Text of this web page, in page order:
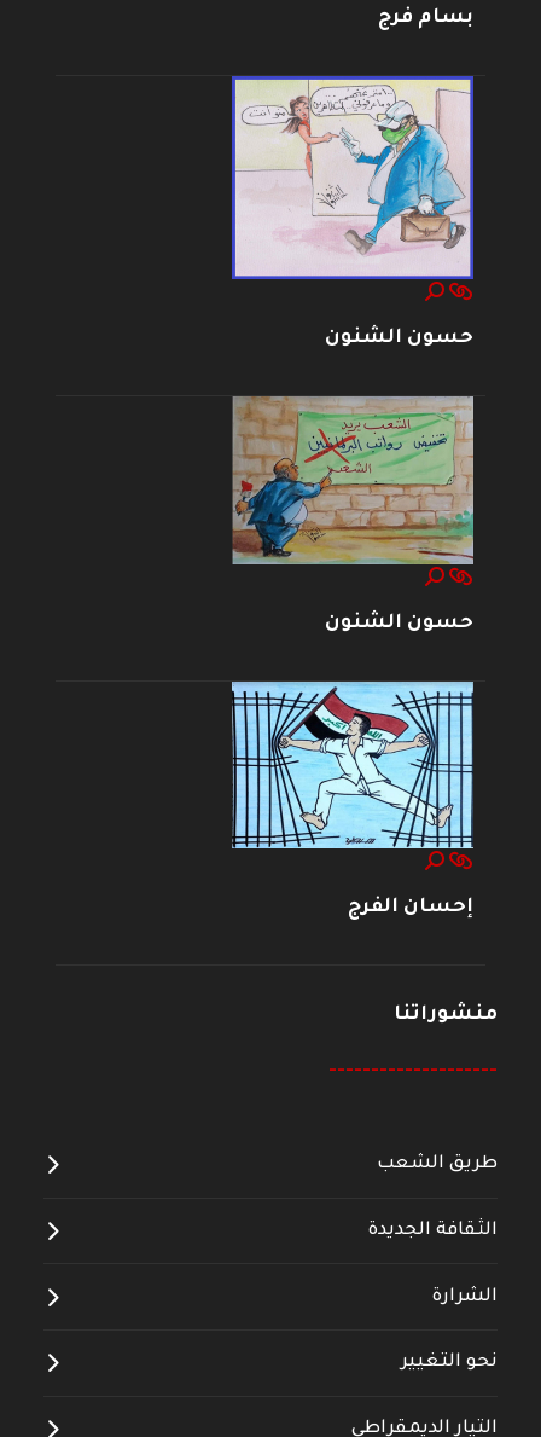
بسام فرج
حسون الشنون
حسون الشنون
إحسان الفرج
منشوراتنا
--------------------
طريق الشعب
الثقافة الجديدة
الشرارة
نحو التغيير
التيار الديمقراطي